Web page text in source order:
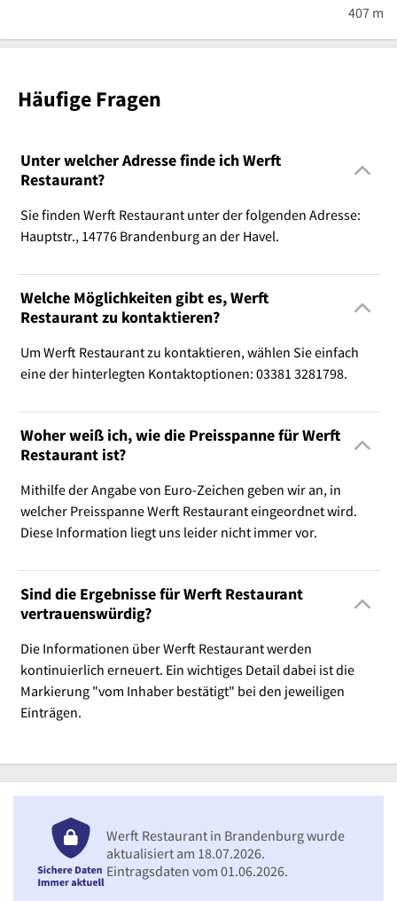
407 m
Häufige Fragen
Unter welcher Adresse finde ich Werft
Restaurant?
Sie finden Werft Restaurant unter der folgenden Adresse:
Hauptstr., 14776 Brandenburg an der Havel.
Welche Möglichkeiten gibt es, Werft
Restaurant zu kontaktieren?
Um Werft Restaurant zu kontaktieren, wählen Sie einfach
eine der hinterlegten Kontaktoptionen: 03381 3281798.
Woher weiß ich, wie die Preisspanne für Werft
Restaurant ist?
Mithilfe der Angabe von Euro-Zeichen geben wir an, in
welcher Preisspanne Werft Restaurant eingeordnet wird.
Diese Information liegt uns leider nicht immer vor.
Sind die Ergebnisse für Werft Restaurant
vertrauenswürdig?
Die Informationen über Werft Restaurant werden
kontinuierlich erneuert. Ein wichtiges Detail dabei ist die
Markierung "vom Inhaber bestätigt" bei den jeweiligen
Einträgen.
Werft Restaurant in Brandenburg wurde
aktualisiert am 18.07.2026.
Eintragsdaten vom 01.06.2026.